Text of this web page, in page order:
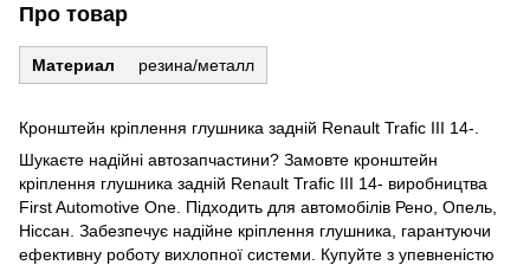
Про товар
Материал резина/металл
Кронштейн кріплення глушника задній Renault Trafic III 14-.
Шукаєте надійні автозапчастини? Замовте кронштейн
кріплення глушника задній Renault Trafic III 14- виробництва
First Automotive One. Підходить для автомобілів Рено, Опель,
Ніссан. Забезпечує надійне кріплення глушника, гарантуючи
ефективну роботу вихлопної системи. Купуйте з упевненістю